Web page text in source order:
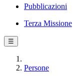
Pubblicazioni
Terza Missione
☰
Persone